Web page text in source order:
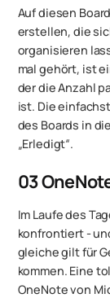
Auf diesen
erstellen, die
organisieren
mal gehört, ist
der die Anzahl
ist. Die
des Boards in
„Erledigt“.
03
Im Laufe des
konfrontiert -
gleiche gilt für
kommen. Eine
OneNote von